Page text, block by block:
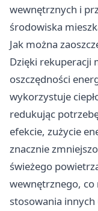
wewnętrznych i
środowiska
Jak można
Dzięki rekuperacji
oszczędności
wykorzystuje
redukując
efekcie, zużycie
znacznie
świeżego
wewnętrznego, co
stosowania